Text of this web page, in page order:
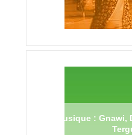
Musique : Gnawi,